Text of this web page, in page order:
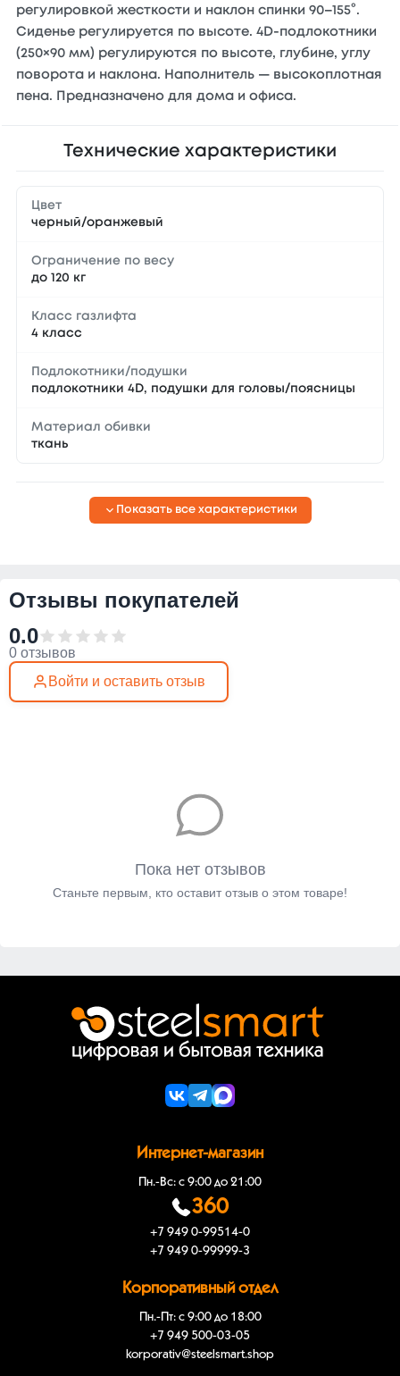
регулировкой жесткости и наклон спинки 90–155°.
Сиденье регулируется по высоте. 4D-подлокотники
(250×90 мм) регулируются по высоте, глубине, углу
поворота и наклона. Наполнитель — высокоплотная
пена. Предназначено для дома и офиса.
Технические характеристики
Цвет
черный/оранжевый
Ограничение по весу
до 120 кг
Класс газлифта
4 класс
Подлокотники/подушки
подлокотники 4D, подушки для головы/поясницы
Материал обивки
ткань
Показать все характеристики
Отзывы покупателей
0.0
0 отзывов
Войти и оставить отзыв
Пока нет отзывов
Станьте первым, кто оставит отзыв о этом товаре!
Интернет-магазин
Пн.-Вс: с 9:00 до 21:00
360
+7 949 0-99514-0
+7 949 0-99999-3
Корпоративный отдел
Пн.-Пт: с 9:00 до 18:00
+7 949 500-03-05
korporativ@steelsmart.shop